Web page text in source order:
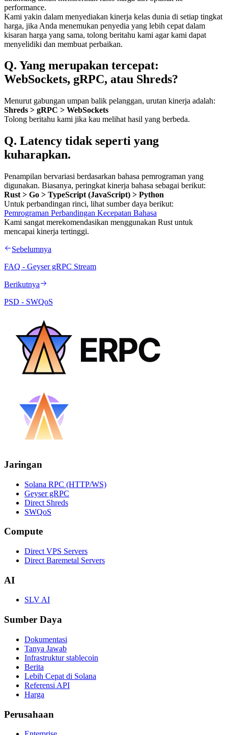
performance.
Kami yakin dalam menyediakan kinerja kelas dunia di setiap tingkat
harga, jika Anda menemukan penyedia yang lebih cepat dalam
kisaran harga yang sama, tolong beritahu kami agar kami dapat
menyelidiki dan membuat perbaikan.
Q. Yang merupakan tercepat:
WebSockets, gRPC, atau Shreds?
Menurut gabungan umpan balik pelanggan, urutan kinerja adalah:
Shreds > gRPC > WebSockets
Tolong beritahu kami jika kau melihat hasil yang berbeda.
Q. Latency tidak seperti yang
kuharapkan.
Penampilan bervariasi berdasarkan bahasa pemrograman yang
digunakan. Biasanya, peringkat kinerja bahasa sebagai berikut:
Rust > Go > TypeScript (JavaScript) > Python
Untuk perbandingan rinci, lihat sumber daya berikut:
Pemrograman Perbandingan Kecepatan Bahasa
Kami sangat merekomendasikan menggunakan Rust untuk
mencapai kinerja tertinggi.
Sebelumnya
FAQ - Geyser gRPC Stream
Berikutnya
PSD - SWQoS
Jaringan
Solana RPC (HTTP/WS)
Geyser gRPC
Direct Shreds
SWQoS
Compute
Direct VPS Servers
Direct Baremetal Servers
AI
SLV AI
Sumber Daya
Dokumentasi
Tanya Jawab
Infrastruktur stablecoin
Berita
Lebih Cepat di Solana
Referensi API
Harga
Perusahaan